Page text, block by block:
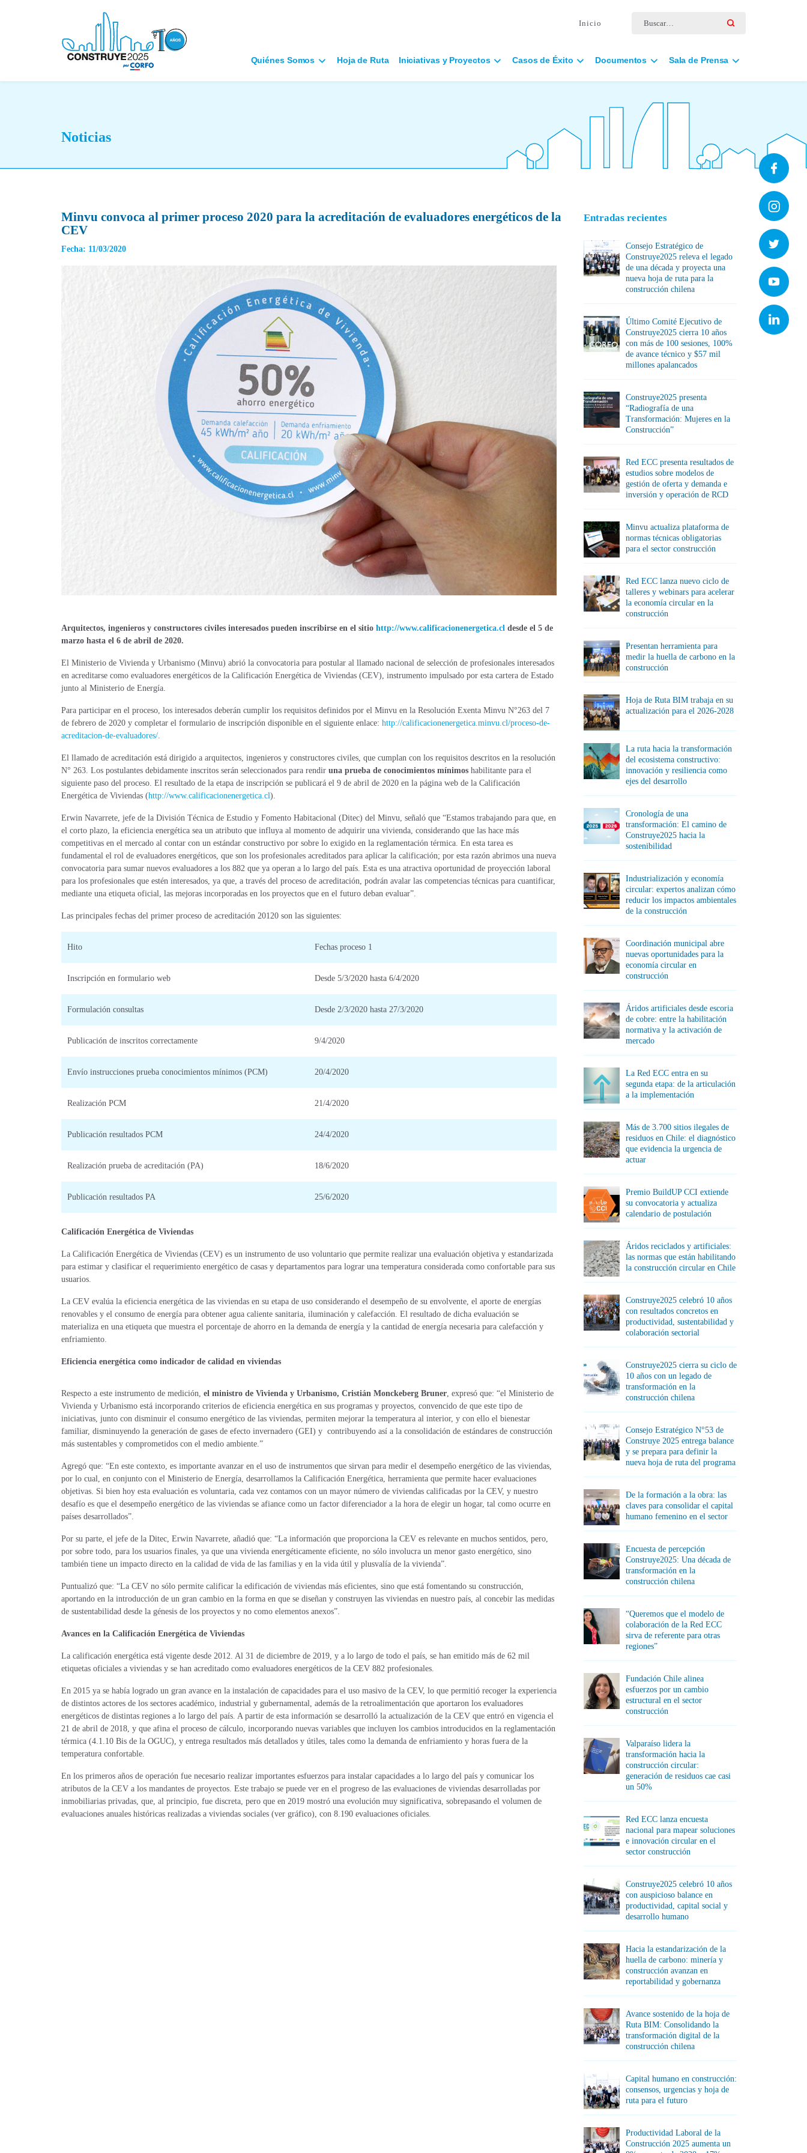
Buscar por:
Inicio
Quiénes Somos Hoja de Ruta Iniciativas y Proyectos Casos de Éxito Documentos Sala de Prensa
Noticias
Minvu convoca al primer proceso 2020 para la acreditación de evaluadores energéticos de la
CEV
Fecha: 11/03/2020
Arquitectos, ingenieros y constructores civiles interesados pueden inscribirse en el sitio http://www.calificacionenergetica.cl desde el 5 de
marzo hasta el 6 de abril de 2020.
El Ministerio de Vivienda y Urbanismo (Minvu) abrió la convocatoria para postular al llamado nacional de selección de profesionales interesados
en acreditarse como evaluadores energéticos de la Calificación Energética de Viviendas (CEV), instrumento impulsado por esta cartera de Estado
junto al Ministerio de Energía.
Para participar en el proceso, los interesados deberán cumplir los requisitos definidos por el Minvu en la Resolución Exenta Minvu N°263 del 7
de febrero de 2020 y completar el formulario de inscripción disponible en el siguiente enlace: http://calificacionenergetica.minvu.cl/proceso-de-
acreditacion-de-evaluadores/.
El llamado de acreditación está dirigido a arquitectos, ingenieros y constructores civiles, que cumplan con los requisitos descritos en la resolución
N° 263. Los postulantes debidamente inscritos serán seleccionados para rendir una prueba de conocimientos mínimos habilitante para el
siguiente paso del proceso. El resultado de la etapa de inscripción se publicará el 9 de abril de 2020 en la página web de la Calificación
Energética de Viviendas (http://www.calificacionenergetica.cl).
Erwin Navarrete, jefe de la División Técnica de Estudio y Fomento Habitacional (Ditec) del Minvu, señaló que “Estamos trabajando para que, en
el corto plazo, la eficiencia energética sea un atributo que influya al momento de adquirir una vivienda, considerando que las hace más
competitivas en el mercado al contar con un estándar constructivo por sobre lo exigido en la reglamentación térmica. En esta tarea es
fundamental el rol de evaluadores energéticos, que son los profesionales acreditados para aplicar la calificación; por esta razón abrimos una nueva
convocatoria para sumar nuevos evaluadores a los 882 que ya operan a lo largo del país. Esta es una atractiva oportunidad de proyección laboral
para los profesionales que estén interesados, ya que, a través del proceso de acreditación, podrán avalar las competencias técnicas para cuantificar,
mediante una etiqueta oficial, las mejoras incorporadas en los proyectos que en el futuro deban evaluar”.
Las principales fechas del primer proceso de acreditación 20120 son las siguientes:
Hito Fechas proceso 1
Inscripción en formulario web Desde 5/3/2020 hasta 6/4/2020
Formulación consultas Desde 2/3/2020 hasta 27/3/2020
Publicación de inscritos correctamente 9/4/2020
Envío instrucciones prueba conocimientos mínimos (PCM) 20/4/2020
Realización PCM 21/4/2020
Publicación resultados PCM 24/4/2020
Realización prueba de acreditación (PA) 18/6/2020
Publicación resultados PA 25/6/2020
Calificación Energética de Viviendas
La Calificación Energética de Viviendas (CEV) es un instrumento de uso voluntario que permite realizar una evaluación objetiva y estandarizada
para estimar y clasificar el requerimiento energético de casas y departamentos para lograr una temperatura considerada como confortable para sus
usuarios.
La CEV evalúa la eficiencia energética de las viviendas en su etapa de uso considerando el desempeño de su envolvente, el aporte de energías
renovables y el consumo de energía para obtener agua caliente sanitaria, iluminación y calefacción. El resultado de dicha evaluación se
materializa en una etiqueta que muestra el porcentaje de ahorro en la demanda de energía y la cantidad de energía necesaria para calefacción y
enfriamiento.
Eficiencia energética como indicador de calidad en viviendas
Respecto a este instrumento de medición, el ministro de Vivienda y Urbanismo, Cristián Monckeberg Bruner, expresó que: “el Ministerio de
Vivienda y Urbanismo está incorporando criterios de eficiencia energética en sus programas y proyectos, convencido de que este tipo de
iniciativas, junto con disminuir el consumo energético de las viviendas, permiten mejorar la temperatura al interior, y con ello el bienestar
familiar, disminuyendo la generación de gases de efecto invernadero (GEI) y contribuyendo así a la consolidación de estándares de construcción
más sustentables y comprometidos con el medio ambiente.”
Agregó que: “En este contexto, es importante avanzar en el uso de instrumentos que sirvan para medir el desempeño energético de las viviendas,
por lo cual, en conjunto con el Ministerio de Energía, desarrollamos la Calificación Energética, herramienta que permite hacer evaluaciones
objetivas. Si bien hoy esta evaluación es voluntaria, cada vez contamos con un mayor número de viviendas calificadas por la CEV, y nuestro
desafío es que el desempeño energético de las viviendas se afiance como un factor diferenciador a la hora de elegir un hogar, tal como ocurre en
países desarrollados”.
Por su parte, el jefe de la Ditec, Erwin Navarrete, añadió que: “La información que proporciona la CEV es relevante en muchos sentidos, pero,
por sobre todo, para los usuarios finales, ya que una vivienda energéticamente eficiente, no sólo involucra un menor gasto energético, sino
también tiene un impacto directo en la calidad de vida de las familias y en la vida útil y plusvalía de la vivienda”.
Puntualizó que: “La CEV no sólo permite calificar la edificación de viviendas más eficientes, sino que está fomentando su construcción,
aportando en la introducción de un gran cambio en la forma en que se diseñan y construyen las viviendas en nuestro país, al concebir las medidas
de sustentabilidad desde la génesis de los proyectos y no como elementos anexos”.
Avances en la Calificación Energética de Viviendas
La calificación energética está vigente desde 2012. Al 31 de diciembre de 2019, y a lo largo de todo el país, se han emitido más de 62 mil
etiquetas oficiales a viviendas y se han acreditado como evaluadores energéticos de la CEV 882 profesionales.
En 2015 ya se había logrado un gran avance en la instalación de capacidades para el uso masivo de la CEV, lo que permitió recoger la experiencia
de distintos actores de los sectores académico, industrial y gubernamental, además de la retroalimentación que aportaron los evaluadores
energéticos de distintas regiones a lo largo del país. A partir de esta información se desarrolló la actualización de la CEV que entró en vigencia el
21 de abril de 2018, y que afina el proceso de cálculo, incorporando nuevas variables que incluyen los cambios introducidos en la reglamentación
térmica (4.1.10 Bis de la OGUC), y entrega resultados más detallados y útiles, tales como la demanda de enfriamiento y horas fuera de la
temperatura confortable.
En los primeros años de operación fue necesario realizar importantes esfuerzos para instalar capacidades a lo largo del país y comunicar los
atributos de la CEV a los mandantes de proyectos. Este trabajo se puede ver en el progreso de las evaluaciones de viviendas desarrolladas por
inmobiliarias privadas, que, al principio, fue discreta, pero que en 2019 mostró una evolución muy significativa, sobrepasando el volumen de
evaluaciones anuales históricas realizadas a viviendas sociales (ver gráfico), con 8.190 evaluaciones oficiales.
Entradas recientes
Consejo Estratégico de
Construye2025 releva el legado
de una década y proyecta una
nueva hoja de ruta para la
construcción chilena
Último Comité Ejecutivo de
Construye2025 cierra 10 años
con más de 100 sesiones, 100%
de avance técnico y $57 mil
millones apalancados
Construye2025 presenta
“Radiografía de una
Transformación: Mujeres en la
Construcción”
Red ECC presenta resultados de
estudios sobre modelos de
gestión de oferta y demanda e
inversión y operación de RCD
Minvu actualiza plataforma de
normas técnicas obligatorias
para el sector construcción
Red ECC lanza nuevo ciclo de
talleres y webinars para acelerar
la economía circular en la
construcción
Presentan herramienta para
medir la huella de carbono en la
construcción
Hoja de Ruta BIM trabaja en su
actualización para el 2026-2028
La ruta hacia la transformación
del ecosistema constructivo:
innovación y resiliencia como
ejes del desarrollo
Cronología de una
transformación: El camino de
Construye2025 hacia la
sostenibilidad
Industrialización y economía
circular: expertos analizan cómo
reducir los impactos ambientales
de la construcción
Coordinación municipal abre
nuevas oportunidades para la
economía circular en
construcción
Áridos artificiales desde escoria
de cobre: entre la habilitación
normativa y la activación de
mercado
La Red ECC entra en su
segunda etapa: de la articulación
a la implementación
Más de 3.700 sitios ilegales de
residuos en Chile: el diagnóstico
que evidencia la urgencia de
actuar
Premio BuildUP CCI extiende
su convocatoria y actualiza
calendario de postulación
Áridos reciclados y artificiales:
las normas que están habilitando
la construcción circular en Chile
Construye2025 celebró 10 años
con resultados concretos en
productividad, sustentabilidad y
colaboración sectorial
Construye2025 cierra su ciclo de
10 años con un legado de
transformación en la
construcción chilena
Consejo Estratégico N°53 de
Construye 2025 entrega balance
y se prepara para definir la
nueva hoja de ruta del programa
De la formación a la obra: las
claves para consolidar el capital
humano femenino en el sector
Encuesta de percepción
Construye2025: Una década de
transformación en la
construcción chilena
“Queremos que el modelo de
colaboración de la Red ECC
sirva de referente para otras
regiones”
Fundación Chile alinea
esfuerzos por un cambio
estructural en el sector
construcción
Valparaíso lidera la
transformación hacia la
construcción circular:
generación de residuos cae casi
un 50%
Red ECC lanza encuesta
nacional para mapear soluciones
e innovación circular en el
sector construcción
Construye2025 celebró 10 años
con auspicioso balance en
productividad, capital social y
desarrollo humano
Hacia la estandarización de la
huella de carbono: minería y
construcción avanzan en
reportabilidad y gobernanza
Avance sostenido de la hoja de
Ruta BIM: Consolidando la
transformación digital de la
construcción chilena
Capital humano en construcción:
consensos, urgencias y hoja de
ruta para el futuro
Productividad Laboral de la
Construcción 2025 aumenta un